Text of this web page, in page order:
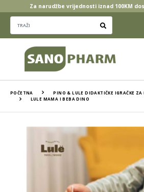
Za narudžbe vrijednosti iznad 100KM
POČETNA PINO & LULE DIDAKTIČKE IGRAČKE ZA
LULE MAMA I BEBA DINO